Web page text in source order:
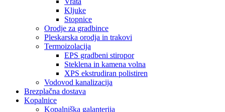
Kljuke
Stopnice
Orodje za gradbince
Pleskarska orodja in trakovi
Termoizolacija
EPS gradbeni stiropor
Steklena in kamena volna
XPS ekstrudiran polistiren
Vodovod kanalizacija
Brezplačna dostava
Kopalnice
Kopalniška galanterija